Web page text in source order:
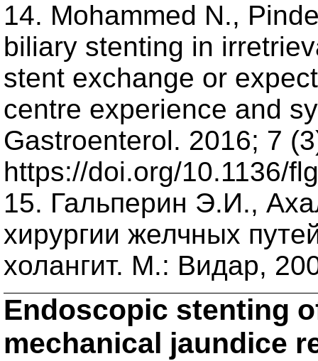
14. Mohammed N.,
biliary stenting in
stent exchange or
centre experience and
Gastroenterol. 2016; 7
https://doi.org/10.1136/
15. Гальперин Э.И.,
хирургии желчных
холангит. М.: Видар,
Endoscopic stenting
mechanical jaundice